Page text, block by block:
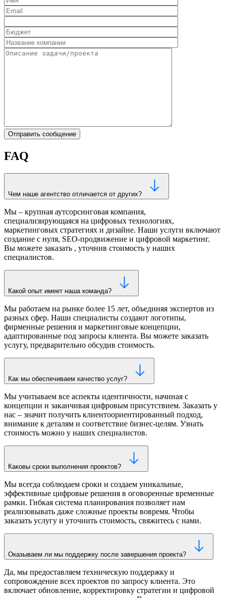
FAQ
Чем наше агентство отличается от других?
Мы – крупная аутсорсинговая компания,
специализирующаяся на цифровых технологиях,
маркетинговых стратегиях и дизайне. Наши услуги включают
создание с нуля, SEO-продвижение и цифровой маркетинг.
Вы можете заказать , уточнив стоимость у наших
специалистов.
Какой опыт имеет наша команда?
Мы работаем на рынке более 15 лет, объединяя экспертов из
разных сфер. Наши специалисты создают логотипы,
фирменные решения и маркетинговые концепции,
адаптированные под запросы клиента. Вы можете заказать
услугу, предварительно обсудив стоимость.
Как мы обеспечиваем качество услуг?
Мы учитываем все аспекты идентичности, начиная с
концепции и заканчивая цифровым присутствием. Заказать у
нас – значит получить клиентоориентированный подход,
внимание к деталям и соответствие бизнес-целям. Узнать
стоимость можно у наших специалистов.
Каковы сроки выполнения проектов?
Мы всегда соблюдаем сроки и создаем уникальные,
эффективные цифровые решения в оговоренные временные
рамки. Гибкая система планирования позволяет нам
реализовывать даже сложные проекты вовремя. Чтобы
заказать услугу и уточнить стоимость, свяжитесь с нами.
Оказываем ли мы поддержку после завершения проекта?
Да, мы предоставляем техническую поддержку и
сопровождение всех проектов по запросу клиента. Это
включает обновление, корректировку стратегии и цифровой